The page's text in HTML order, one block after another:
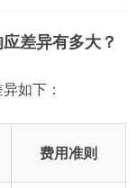
差异有多大？
如下：
费用准则